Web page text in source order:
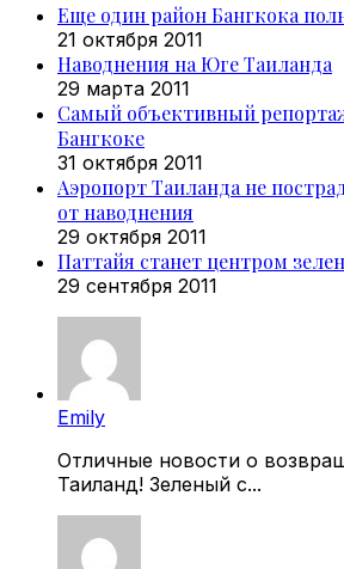
Еще один район Бангкока
21 октября 2011
Наводнения на Юге Таиланда
29 марта 2011
Самый объективный
Бангкоке
31 октября 2011
Аэропорт Таиланда не
от наводнения
29 октября 2011
Паттайя станет центром
29 сентября 2011
Emily
Отличные новости о
Таиланд! Зеленый с...